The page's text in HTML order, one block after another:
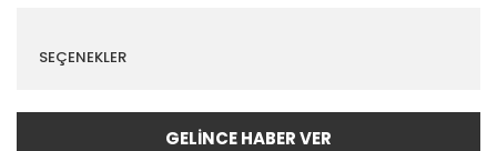
SEÇENEKLER
GELİNCE HABER VER